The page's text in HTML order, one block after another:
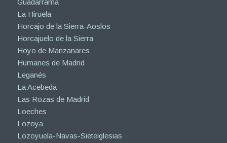
Guadarrama
La Hiruela
Horcajo de la Sierra-Aoslos
Horcajuelo de la Sierra
Hoyo de Manzanares
Humanes de Madrid
Leganés
La Acebeda
Las Rozas de Madrid
Loeches
Lozoya
Lozoyuela-Navas-Sieteiglesias